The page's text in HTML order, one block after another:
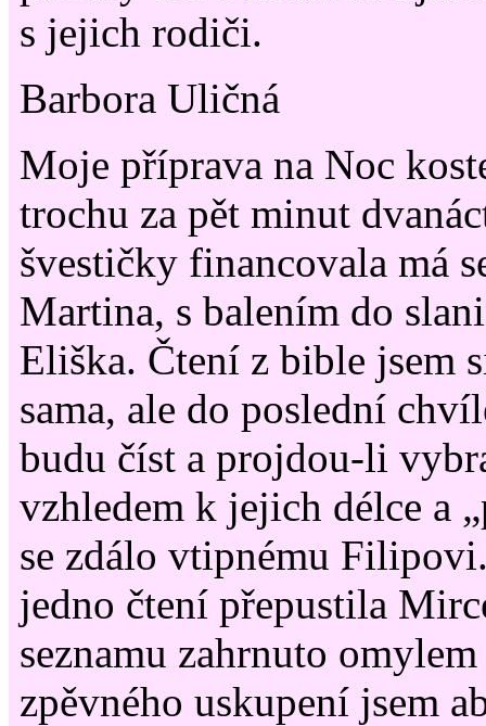
s jejich rodiči.
Barbora Uličná
Moje příprava na Noc
trochu za pět minut
švestičky financovala má
Martina, s balením do
Eliška. Čtení z bible jsem
sama, ale do poslední
budu číst a projdou-li
vzhledem k jejich délce a
se zdálo vtipnému
jedno čtení přepustila
seznamu zahrnuto
zpěvného uskupení jsem